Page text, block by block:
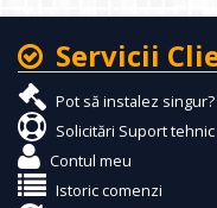
Servicii
Pot să instalez singur?
Solicitări Suport
Contul meu
Istoric comenzi